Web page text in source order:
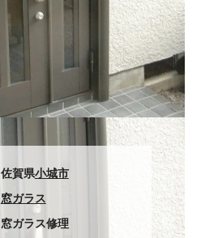
佐賀県小城市
窓ガラス
窓ガラス修理